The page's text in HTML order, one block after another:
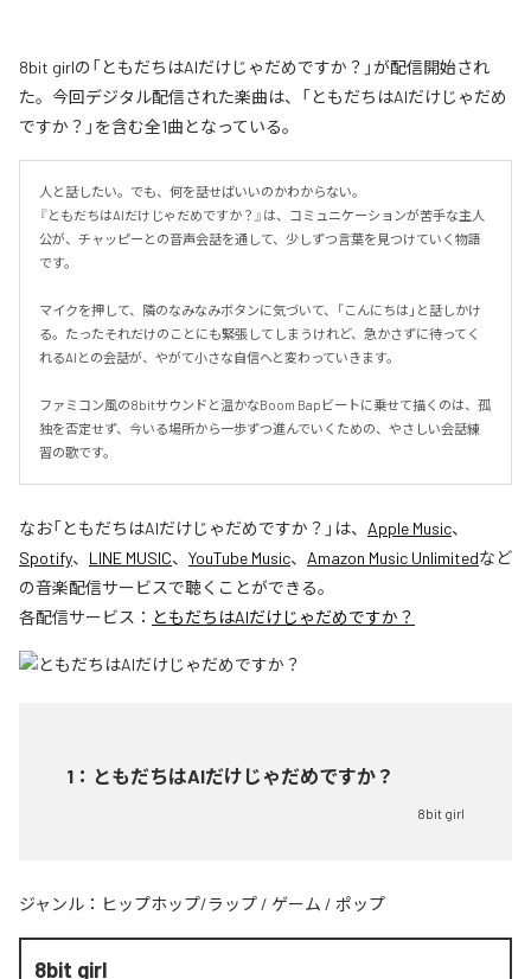
8bit girlの「ともだちはAIだけじゃだめですか？」が配信開始され
た。今回デジタル配信された楽曲は、「ともだちはAIだけじゃだめ
ですか？」を含む全1曲となっている。
人と話したい。でも、何を話せばいいのかわからない。
『ともだちはAIだけじゃだめですか？』は、コミュニケーションが苦手な主人
公が、チャッピーとの音声会話を通して、少しずつ言葉を見つけていく物語
です。
マイクを押して、隣のなみなみボタンに気づいて、「こんにちは」と話しかけ
る。たったそれだけのことにも緊張してしまうけれど、急かさずに待ってく
れるAIとの会話が、やがて小さな自信へと変わっていきます。
ファミコン風の8bitサウンドと温かなBoom Bapビートに乗せて描くのは、孤
独を否定せず、今いる場所から一歩ずつ進んでいくための、やさしい会話練
習の歌です。
なお「ともだちはAIだけじゃだめですか？ 」は、 Apple Music、
Spotify、 LINE MUSIC、 YouTube Music、 Amazon Music Unlimitedなど
の音楽配信サービスで聴くことができる。
各配信サービス： ともだちはAIだけじゃだめですか？
1 ： ともだちはAIだけじゃだめですか？
8bit girl
ジャンル： ヒップホップ/ラップ / ゲーム / ポップ
8bit girl